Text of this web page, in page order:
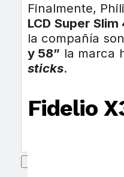
Finalmente,
LCD Super Slim
la compañía
y 58” la marca
sticks.
Fidelio